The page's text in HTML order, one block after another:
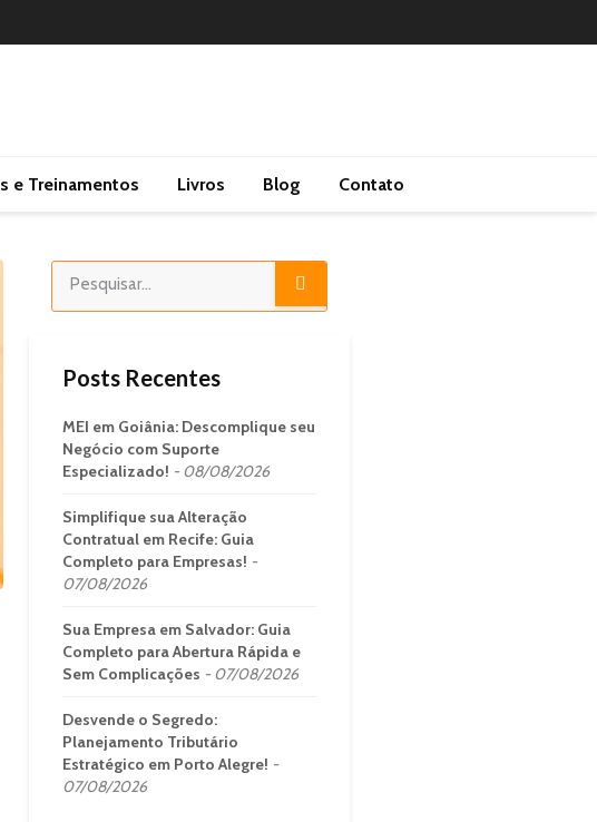
e Treinamentos Livros Blog Contato
Posts Recentes
MEI em Goiânia: Descomplique seu
Negócio com Suporte
Especializado!
08/08/2026
Simplifique sua Alteração
Contratual em Recife: Guia
Completo para Empresas!
07/08/2026
Sua Empresa em Salvador: Guia
Completo para Abertura Rápida e
Sem Complicações
07/08/2026
Desvende o Segredo:
Planejamento Tributário
Estratégico em Porto Alegre!
07/08/2026